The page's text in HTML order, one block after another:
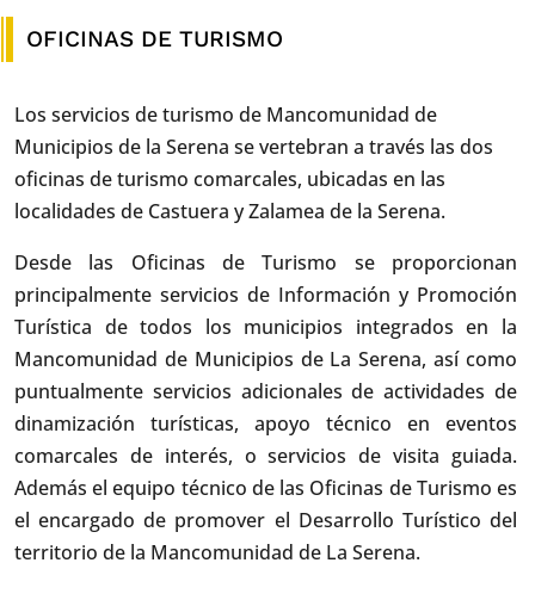
OFICINAS DE TURISMO
Los servicios de turismo de Mancomunidad de
Municipios de la Serena se vertebran a través las dos
oficinas de turismo comarcales, ubicadas en las
localidades de Castuera y Zalamea de la Serena.
Desde las Oficinas de Turismo se proporcionan
principalmente servicios de Información y Promoción
Turística de todos los municipios integrados en la
Mancomunidad de Municipios de La Serena, así como
puntualmente servicios adicionales de actividades de
dinamización turísticas, apoyo técnico en eventos
comarcales de interés, o servicios de visita guiada.
Además el equipo técnico de las Oficinas de Turismo es
el encargado de promover el Desarrollo Turístico del
territorio de la Mancomunidad de La Serena.